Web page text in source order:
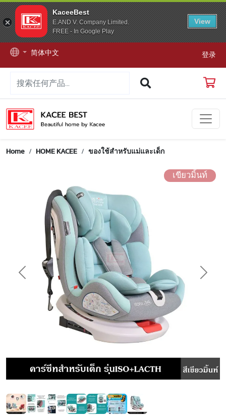
KaceeBest
E.AND V. Company Limited.
FREE - In Google Play
View
简体中文 登录
Home HOME KACEE ของใช้สำหรับแม่และเด็ก
เขียวมิ้นท์
Previous Next